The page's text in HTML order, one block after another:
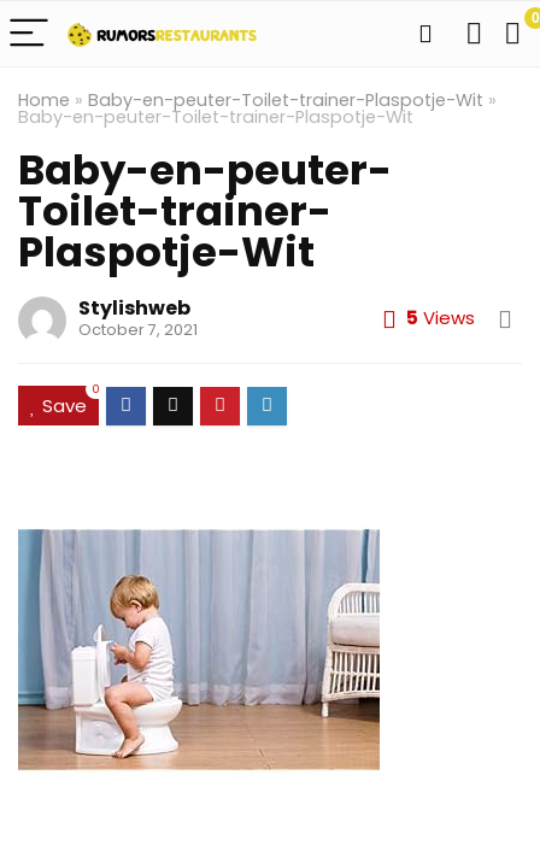
0
Home » Baby-en-peuter-Toilet-trainer-Plaspotje-Wit »
Baby-en-peuter-Toilet-trainer-Plaspotje-Wit
Baby-en-peuter-
Toilet-trainer-
Plaspotje-Wit
Stylishweb
October 7, 2021 5 Views
Save
0